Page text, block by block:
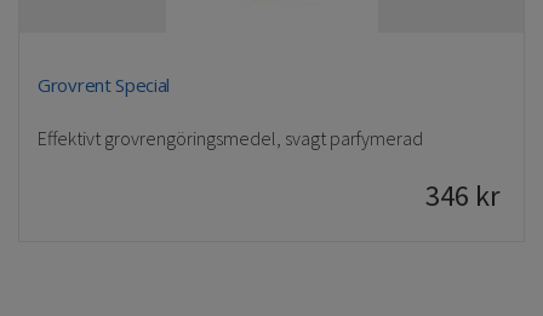
Grovrent Special
Effektivt grovrengöringsmedel, svagt parfymerad
346 kr